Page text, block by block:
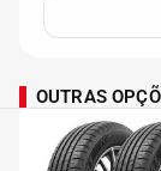
OUTRAS